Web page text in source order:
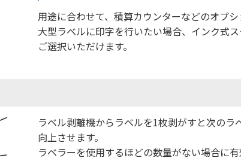
用途に合わせて、積算カウンターなどのオプシ
大型ラベルに印字を行いたい場合、インク式
ご選択いただけます。
ラベル剥離機からラベルを1枚剥がすと次の
向上させます。
ラベラーを使用するほどの数量がない場合に有